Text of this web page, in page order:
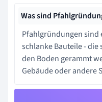
Was sind
Pfahlgründungen sind
schlanke Bauteile -
den Boden gerammt
Gebäude oder andere